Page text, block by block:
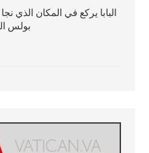
البابا يركع في المكان الذي
بولس